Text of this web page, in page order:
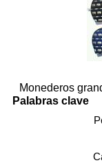
Monederos
Palabras clave